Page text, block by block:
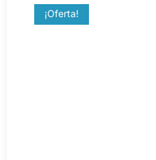
¡Oferta!